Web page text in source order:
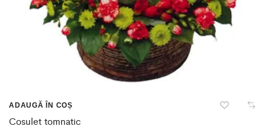
ADAUGĂ ÎN COȘ
Cosulet tomnatic